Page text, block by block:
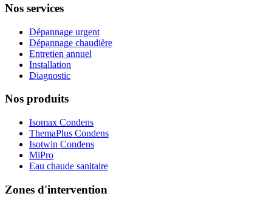
Nos services
Dépannage urgent
Dépannage chaudière
Entretien annuel
Installation
Diagnostic
Nos produits
Isomax Condens
ThemaPlus Condens
Isotwin Condens
MiPro
Eau chaude sanitaire
Zones d'intervention